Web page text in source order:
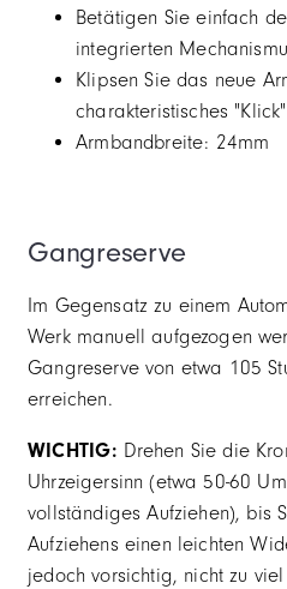
Betätigen Sie einfach
integrierten
Klipsen Sie das neue
charakteristisches
Armbandbreite: 24mm
Gangreserve
Im Gegensatz zu einem
Werk manuell aufgezogen
Gangreserve von etwa 105
erreichen.
WICHTIG: Drehen Sie die
Uhrzeigersinn (etwa 50-60
vollständiges Aufziehen), bis
Aufziehens einen leichten
jedoch vorsichtig, nicht zu